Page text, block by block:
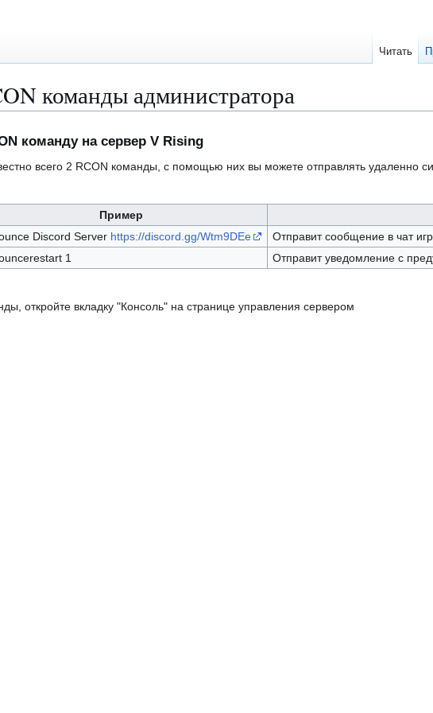
команды администратора
команду на сервер V Rising
всего 2 RCON команды, с помощью них вы можете отправлять удаленно
Пример
Discord Server https://discord.gg/Wtm9DEe
Отправит сообщение в чат
1 Отправит уведомление с
откройте вкладку "Консоль" на странице управления сервером
Читать